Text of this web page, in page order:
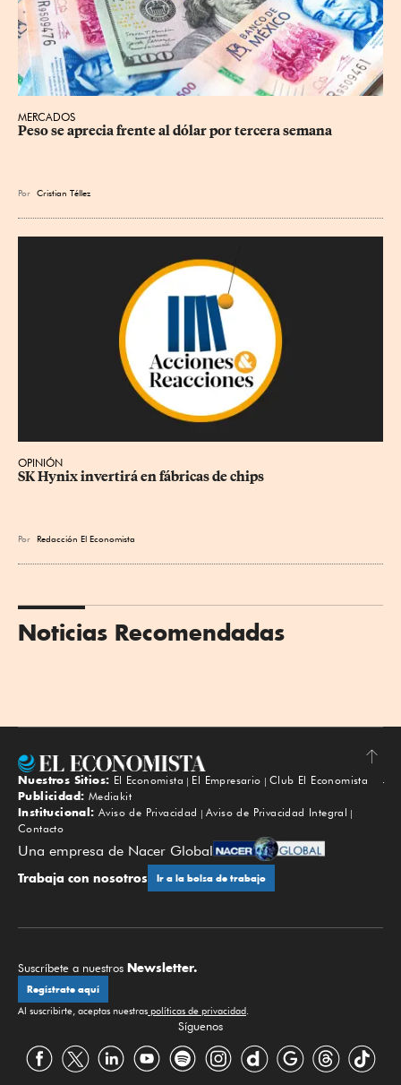
MERCADOS
Peso se aprecia frente al dólar por tercera semana
Por Cristian Téllez
OPINIÓN
SK Hynix invertirá en fábricas de chips
Por Redacción El Economista
Noticias Recomendadas
Subir
Nuestros Sitios: El Economista El Empresario
Club El Economista
Publicidad: Mediakit
Institucional: Aviso de Privacidad
Aviso de Privacidad Integral
Contacto
Una empresa de Nacer Global
Trabaja con nosotros Ir a la bolsa de trabajo
Suscríbete a nuestros Newsletter.
Regístrate aquí
Al suscribirte, aceptas nuestras políticas de privacidad.
Síguenos